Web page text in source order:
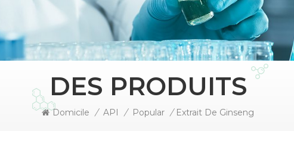
DES PRODUITS
Domicile / API / Popular / Extrait De Ginseng